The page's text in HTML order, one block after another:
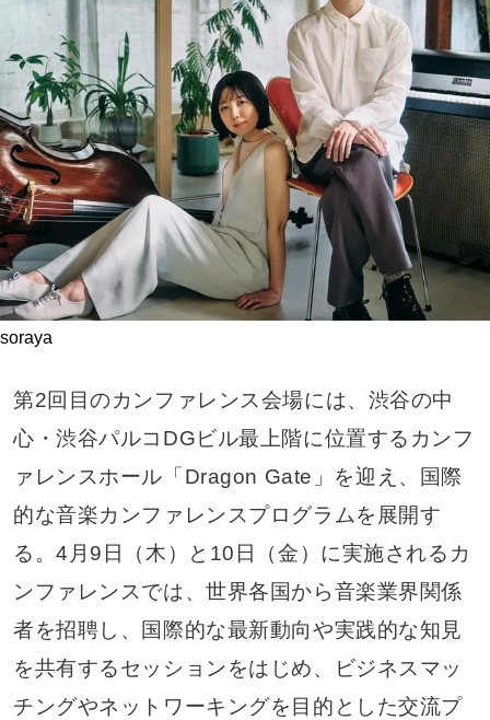
soraya
第2回目のカンファレンス会場には、渋谷の中
心・渋谷パルコDGビル最上階に位置するカンフ
ァレンスホール「Dragon Gate」を迎え、国際
的な音楽カンファレンスプログラムを展開す
る。4月9日（木）と10日（金）に実施されるカ
ンファレンスでは、世界各国から音楽業界関係
者を招聘し、国際的な最新動向や実践的な知見
を共有するセッションをはじめ、ビジネスマッ
チングやネットワーキングを目的とした交流プ